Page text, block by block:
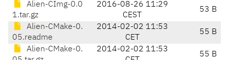
Alien-CImg-0.0
1.tar.gz
2016-08-26 11:29
CEST
53 B
Alien-CMake-0.
05.readme
2014-02-02 11:53
CET
55 B
Alien-CMake-0.
2014-02-02 11:53
55 B